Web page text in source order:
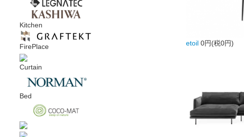
etoil 0円(税0円)
Kitchen
FirePlace
Curtain
Bed